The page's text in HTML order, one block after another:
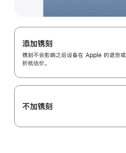
添加镌刻
镌刻不会影响之后设备在 Apple 的退货或
折抵估价。
不加镌刻